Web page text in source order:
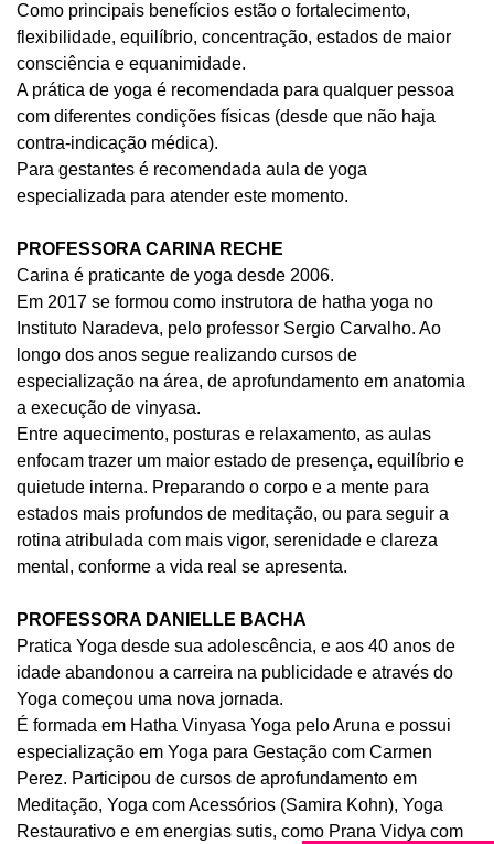
Como principais benefícios estão o fortalecimento,
flexibilidade, equilíbrio, concentração, estados de maior
consciência e equanimidade.
A prática de yoga é recomendada para qualquer pessoa
com diferentes condições físicas (desde que não haja
contra-indicação médica).
Para gestantes é recomendada aula de yoga
especializada para atender este momento.
PROFESSORA CARINA RECHE
Carina é praticante de yoga desde 2006.
Em 2017 se formou como instrutora de hatha yoga no
Instituto Naradeva, pelo professor Sergio Carvalho. Ao
longo dos anos segue realizando cursos de
especialização na área, de aprofundamento em anatomia
a execução de vinyasa.
Entre aquecimento, posturas e relaxamento, as aulas
enfocam trazer um maior estado de presença, equilíbrio e
quietude interna. Preparando o corpo e a mente para
estados mais profundos de meditação, ou para seguir a
rotina atribulada com mais vigor, serenidade e clareza
mental, conforme a vida real se apresenta.
PROFESSORA DANIELLE BACHA
Pratica Yoga desde sua adolescência, e aos 40 anos de
idade abandonou a carreira na publicidade e através do
Yoga começou uma nova jornada.
É formada em Hatha Vinyasa Yoga pelo Aruna e possui
especialização em Yoga para Gestação com Carmen
Perez. Participou de cursos de aprofundamento em
Meditação, Yoga com Acessórios (Samira Kohn), Yoga
Restaurativo e em energias sutis, como Prana Vidya com